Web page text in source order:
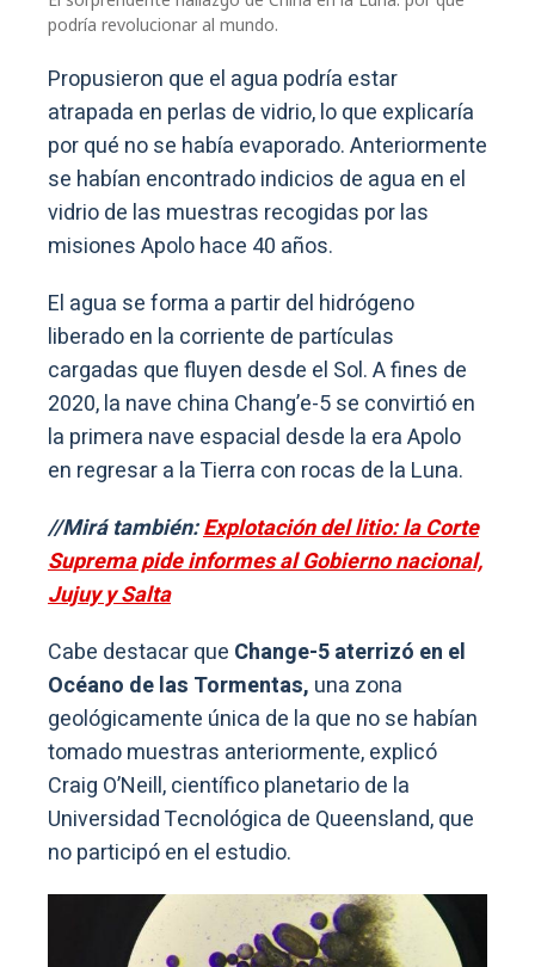
podría revolucionar al mundo.
Propusieron que el agua podría estar
atrapada en perlas de vidrio, lo que explicaría
por qué no se había evaporado. Anteriormente
se habían encontrado indicios de agua en el
vidrio de las muestras recogidas por las
misiones Apolo hace 40 años.
El agua se forma a partir del hidrógeno
liberado en la corriente de partículas
cargadas que fluyen desde el Sol. A fines de
2020, la nave china Chang’e-5 se convirtió en
la primera nave espacial desde la era Apolo
en regresar a la Tierra con rocas de la Luna.
//Mirá también:Explotación del litio: la Corte
Suprema pide informes al Gobierno nacional,
Jujuy y Salta
Cabe destacar que Change-5 aterrizó en el
Océano de las Tormentas, una zona
geológicamente única de la que no se habían
tomado muestras anteriormente, explicó
Craig O’Neill, científico planetario de la
Universidad Tecnológica de Queensland, que
no participó en el estudio.